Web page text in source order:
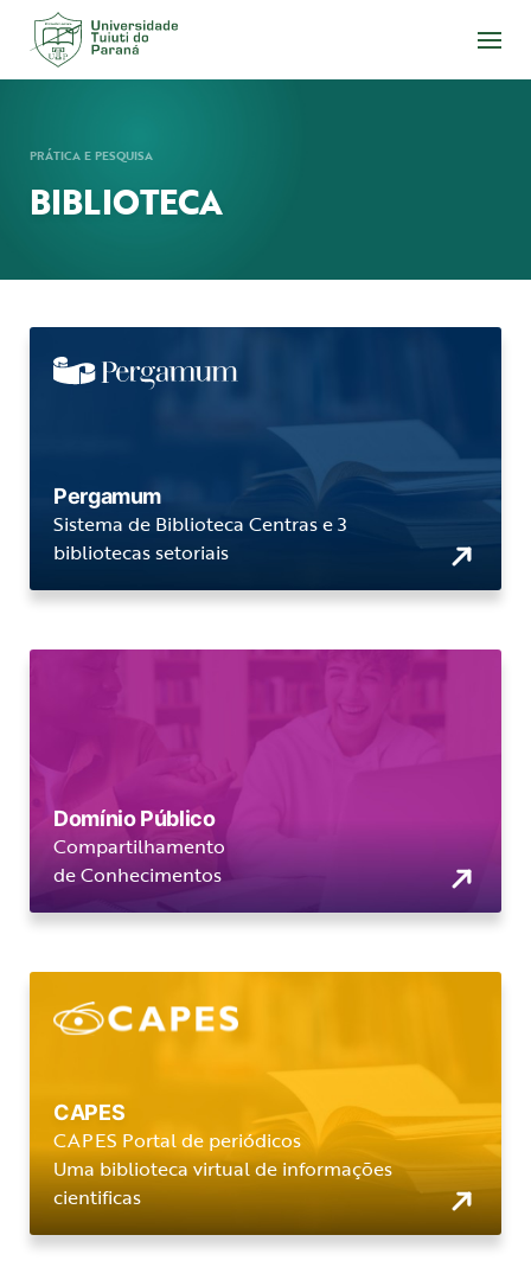
Acesse
conteúdo
PRÁTICA E PESQUISA
BIBLIOTECA
Pergamum
Sistema de Biblioteca Centras e 3
bibliotecas setoriais
Domínio Público
Compartilhamento
de Conhecimentos
CAPES
CAPES Portal de periódicos
Uma biblioteca virtual de informações
cientificas